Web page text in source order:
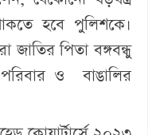
হবে পুলিশকে।
পিতা বঙ্গবন্ধু
ও বাঙালির